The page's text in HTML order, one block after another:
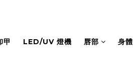
甲 LED/UV 燈機 唇部 身